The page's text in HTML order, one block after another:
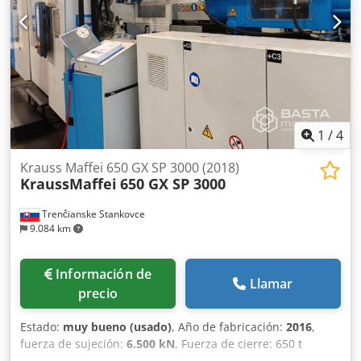
1 /4
Trenčianske Stankovce
9.084 km
Krauss Maffei 650 GX SP 3000 (2018)
KraussMaffei 650 GX SP 3000
Información de
precio
Llamar
Estado: muy bueno (usado), Año de fabricación: 2016,
fuerza de sujeción: 6.500 kN, Fuerza de cierre: 650 t